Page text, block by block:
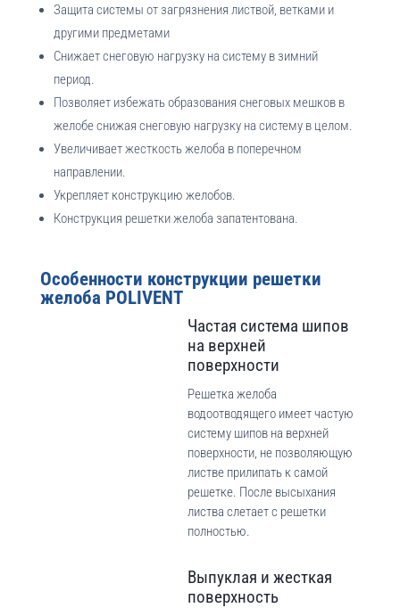
Защита системы от загрязнения листвой, ветками и
другими предметами
Снижает снеговую нагрузку на систему в зимний
период.
Позволяет избежать образования снеговых мешков в
желобе снижая снеговую нагрузку на систему в целом.
Увеличивает жесткость желоба в поперечном
направлении.
Укрепляет конструкцию желобов.
Конструкция решетки желоба запатентована.
Особенности конструкции решетки
желоба POLIVENT
Частая система шипов
на верхней
поверхности
Решетка желоба
водоотводящего имеет частую
систему шипов на верхней
поверхности, не позволяющую
листве прилипать к самой
решетке. После высыхания
листва слетает с решетки
полностью.
Выпуклая и жесткая
поверхность